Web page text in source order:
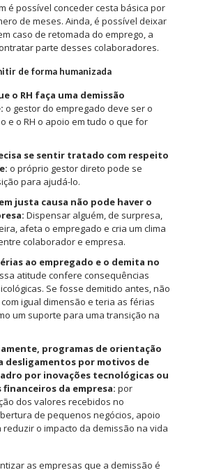
é possível conceder cesta básica por
de meses. Ainda, é possível deixar
caso de retomada do emprego, a
parte desses colaboradores.
de forma humanizada
o RH faça uma demissão
o gestor do empregado deve ser o
e o RH o apoio em tudo o que for
se sentir tratado com respeito
o próprio gestor direto pode se
para ajudá-lo.
justa causa não pode haver o
Dispensar alguém, de surpresa,
afeta o empregado e cria um clima
colaborador e empresa.
ao empregado e o demita no
atitude confere consequências
Se fosse demitido antes, não
igual dimensão e teria as férias
um suporte para uma transição na
programas de orientação
desligamentos por motivos de
por inovações tecnológicas ou
da empresa: por
dos valores recebidos no
de pequenos negócios, apoio
reduzir o impacto da demissão na vida
as empresas que a demissão é